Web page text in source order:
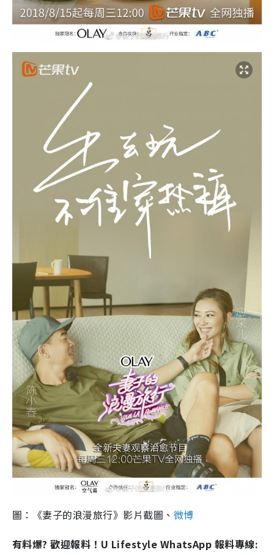
圖：《妻子的浪漫旅行》影片截圖、 微博
有料爆? 歡迎報料！U Lifestyle WhatsApp 報料專線: